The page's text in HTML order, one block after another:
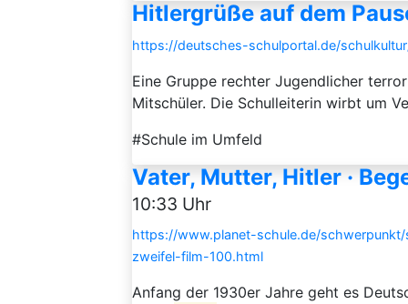
Hitlergrüße auf dem
https://deutsches-schulportal.de/
Eine Gruppe rechter Jugendlicher
Mitschüler. Die Schulleiterin wirbt um
#Schule im Umfeld
Vater, Mutter, Hitler ·
10:33 Uhr
https://www.planet-schule.de/
zweifel-film-100.html
Anfang der 1930er Jahre geht es